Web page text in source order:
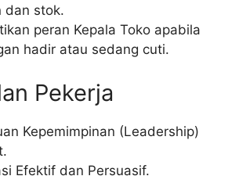
dan stok.
peran Kepala Toko apabila
hadir atau sedang cuti.
Pekerja
Kepemimpinan (Leadership)
Efektif dan Persuasif.